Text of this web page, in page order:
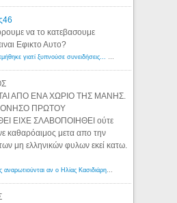
να το κατεβασουμε
Εφικτο Αυτο?
Ένα βιβλίο που πολεμήθηκε γιατί ξυπνούσε συνειδήσεις... - Λόγιος Ερμής | Η γνώση ξεκινάει με την αναζήτηση...
ΑΠΟ ΕΝΑ ΧΩΡΙΟ ΤΗΣ ΜΑΝΗΣ.
ΠΡΩΤΟΥ
ΕΙΧΕ ΣΛΑΒΟΠΟΙΗΘΕΙ ούτε
καθαρόαιμος μετα απο την
μη ελληνικών φυλων εκεί κατω.
Αμερικανοί ρατσιστές αναρωτιούνται αν ο Ηλίας Κασιδιάρης ανήκει στη λευκή φυλή... - Λόγιος Ερμής